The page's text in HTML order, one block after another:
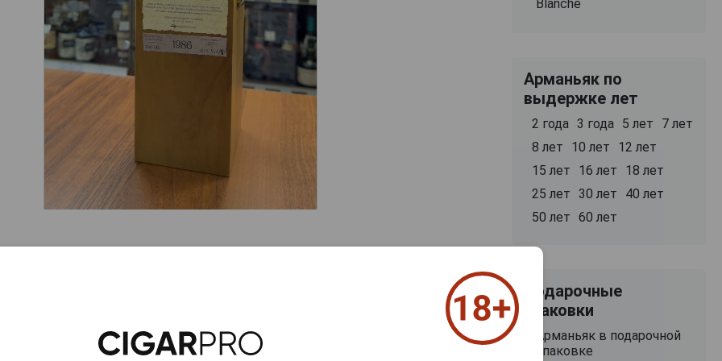
1986 0,7 л в п/у создан специально для ценителей редких сортов алкоголя.
миллезимный напиток, на изготовление которого пошли партии белого
ароматное вино, в затем подвергли дистилляции в медных кубах.
последовала продолжительная выдержка в бочках из французского дуба.
Blanche
Арманьяк по
выдержке лет
2 года 3 года 5 лет
7 лет
8 лет
10 лет
12 лет
15 лет
16 лет
18 лет
25 лет 30 лет
40 лет
50 лет 60 лет
Подарочные
упаковки
Арманьяк в подарочной
упаковке